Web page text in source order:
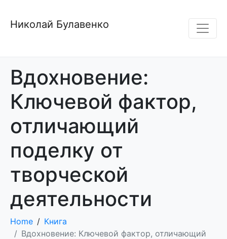
Николай Булавенко
Вдохновение:
Ключевой фактор,
отличающий
поделку от
творческой
деятельности
Home
Книга
Вдохновение: Ключевой фактор, отличающий